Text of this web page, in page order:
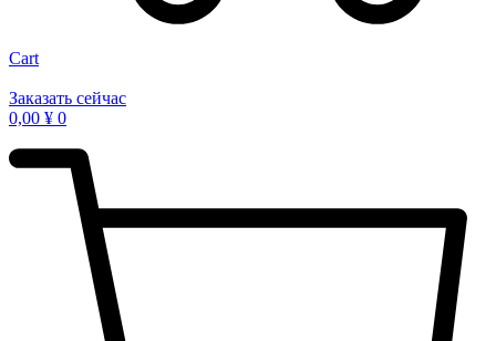
Cart
Заказать сейчас
0,00 ¥ 0